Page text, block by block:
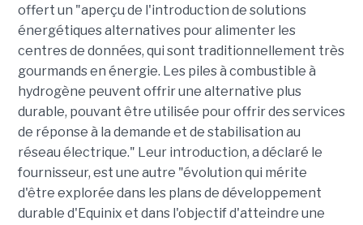
offert un "aperçu de l'introduction de solutions
énergétiques alternatives pour alimenter les
centres de données, qui sont traditionnellement très
gourmands en énergie. Les piles à combustible à
hydrogène peuvent offrir une alternative plus
durable, pouvant être utilisée pour offrir des services
de réponse à la demande et de stabilisation au
réseau électrique." Leur introduction, a déclaré le
fournisseur, est une autre "évolution qui mérite
d'être explorée dans les plans de développement
durable d'Equinix et dans l'objectif d'atteindre une